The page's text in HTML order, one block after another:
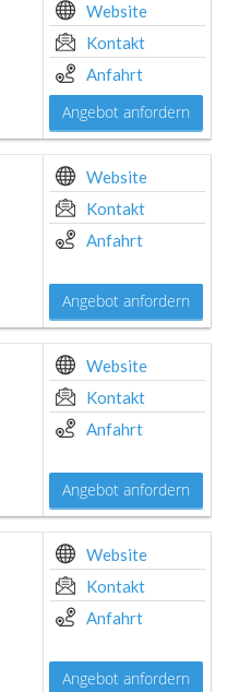
Website
Kontakt
Anfahrt
Angebot anfordern
Website
Kontakt
Anfahrt
Angebot anfordern
Website
Kontakt
Anfahrt
Angebot anfordern
Website
Kontakt
Anfahrt
Angebot anfordern